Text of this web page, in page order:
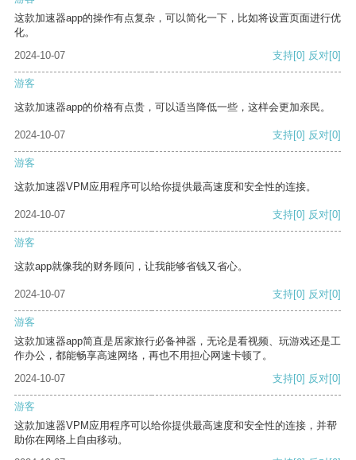
这款加速器app的操作有点复杂，可以简化一下，比如将设置页面进行优
化。
2024-10-07
支持[0] 反对[0]
游客
这款加速器app的价格有点贵，可以适当降低一些，这样会更加亲民。
2024-10-07 支持[0] 反对[0]
游客
这款加速器VPM应用程序可以给你提供最高速度和安全性的连接。
2024-10-07 支持[0] 反对[0]
游客
这款app就像我的财务顾问，让我能够省钱又省心。
2024-10-07 支持[0] 反对[0]
游客
这款加速器app简直是居家旅行必备神器，无论是看视频、玩游戏还是工
作办公，都能畅享高速网络，再也不用担心网速卡顿了。
2024-10-07
支持[0] 反对[0]
游客
这款加速器VPM应用程序可以给你提供最高速度和安全性的连接，并帮
助你在网络上自由移动。